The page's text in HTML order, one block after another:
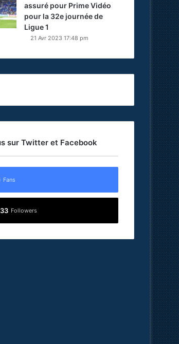
assuré pour Prime Vidéo
pour la 32e journée de
Ligue 1
21 Avr 2023 17:48 pm
sur Twitter et Facebook
Fans
Followers